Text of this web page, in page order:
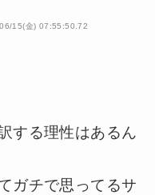
15(金) 07:55:50.72
する理性はあるん
ガチで思ってるサ